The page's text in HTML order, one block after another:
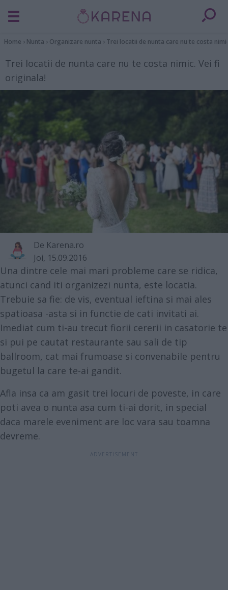
Home › Nunta › Organizare nunta › Trei locatii de nunta care nu te costa
Trei locatii de nunta care nu te costa nimic. Vei fi
originala!
De Karena.ro
Joi, 15.09.2016
Una dintre cele mai mari probleme care se ridica,
atunci cand iti organizezi nunta, este locatia.
Trebuie sa fie: de vis, eventual ieftina si mai ales
spatioasa -asta si in functie de cati invitati ai.
Imediat cum ti-au trecut fiorii cererii in casatorie te
si pui pe cautat restaurante sau sali de tip
ballroom, cat mai frumoase si convenabile pentru
bugetul la care te-ai gandit.
Afla insa ca am gasit trei locuri de poveste, in care
poti avea o nunta asa cum ti-ai dorit, in special
daca marele eveniment are loc vara sau toamna
devreme.